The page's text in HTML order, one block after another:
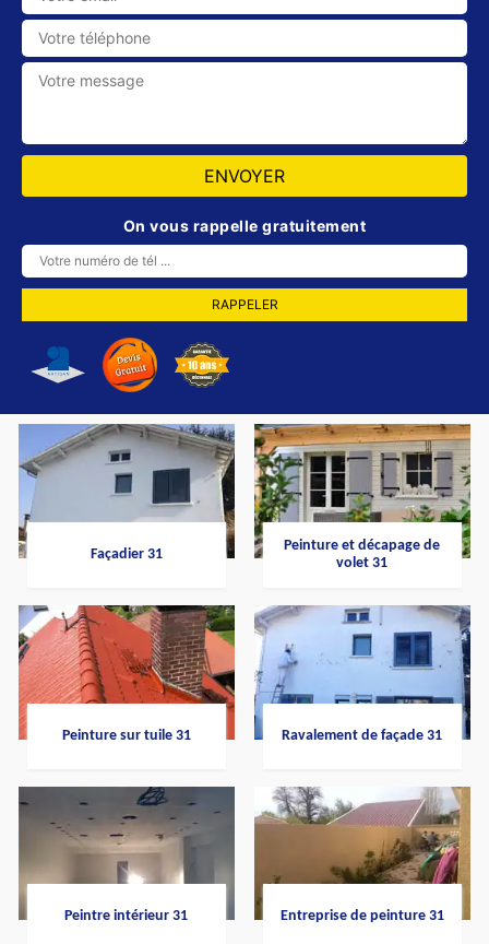
On vous rappelle gratuitement
Façadier 31
Peinture et décapage de
volet 31
Peinture sur tuile 31 Ravalement de façade 31
Peintre intérieur 31 Entreprise de peinture 31